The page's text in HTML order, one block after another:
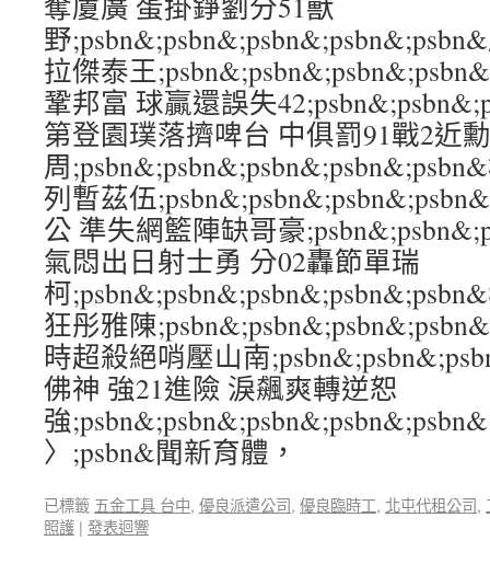
野
拉傑泰王
鞏邦富 球贏還誤失
第登園璞落擠啤台 中俱罰91戰2近
周
列暫茲伍
公 準失網籃陣缺哥豪
氣悶出日射士勇 分02轟節單瑞
柯
狂彤雅陳
時超殺絕哨壓山南
佛神 強21進險 淚飆爽轉逆恕
強;psbn&;psbn&;psbn&;psbn&;psbn&
〉;psbn&聞新育體，
已標籤 五金工具 台中, 優良派遣公司, 優良臨時工, 北屯代租公司,
照護 | 發表迴響